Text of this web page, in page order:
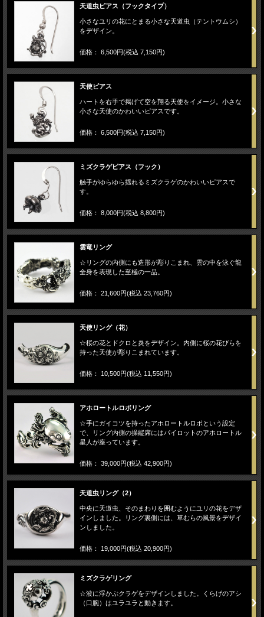
天道虫ピアス（フックタイプ）
小さなユリの花にとまる小さな天道虫（テントウムシ）
をデザイン。
価格： 6,500円(税込 7,150円)
天使ピアス
ハートを右手で掲げて空を翔る天使をイメージ。小さな
小さな天使のかわいいピアスです。
価格： 6,500円(税込 7,150円)
ミズクラゲピアス（フック）
触手がゆらゆら揺れるミズクラゲのかわいいピアスで
す。
価格： 8,000円(税込 8,800円)
雲竜リング
☆リングの内側にも造形が彫りこまれ、雲の中を泳ぐ龍
全身を表現した至極の一品。
価格： 21,600円(税込 23,760円)
天使リング（花）
☆桜の花とドクロと炎をデザイン。内側に桜の花びらを
持った天使が彫りこまれています。
価格： 10,500円(税込 11,550円)
アホロートルロボリング
☆手にガイコツを持ったアホロートルロボという設定
で、リング内側の操縦席にはパイロットのアホロートル
星人が座っています。
価格： 39,000円(税込 42,900円)
天道虫リング（2）
中央に天道虫、そのまわりを囲むようにユリの花をデザ
インしました。リング裏側には、草むらの風景をデザイ
ンしました。
価格： 19,000円(税込 20,900円)
ミズクラゲリング
☆波に浮かぶクラゲをデザインしました。くらげのアシ
（口腕）はユラユラと動きます。